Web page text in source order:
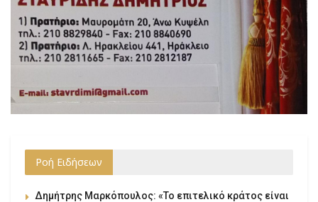
Ροή Ειδήσεων
Δημήτρης Μαρκόπουλος: «Το επιτελικό κράτος είναι